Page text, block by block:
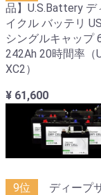
品】U.S.Battery デ
イクル バッテリ
シングルキャップ
242Ah 20時間率（
XC2）
¥ 61,600
9位
ディープ